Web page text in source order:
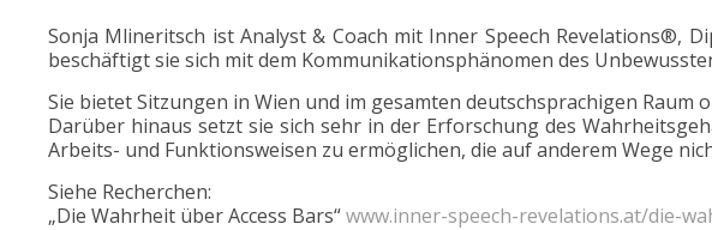
Sonja Mlineritsch ist Analyst & Coach mit Inner Speech Revelations®,
beschäftigt sie sich mit dem Kommunikationsphänomen des
Sie bietet Sitzungen in Wien und im gesamten deutschsprachigen Raum
Darüber hinaus setzt sie sich sehr in der Erforschung des
Arbeits- und Funktionsweisen zu ermöglichen, die auf anderem Wege
Siehe Recherchen:
„Die Wahrheit über Access Bars“www.inner-speech-revelations.at/die-